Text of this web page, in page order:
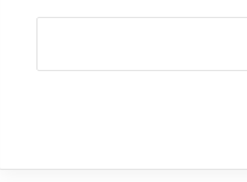
توسط ژاکت